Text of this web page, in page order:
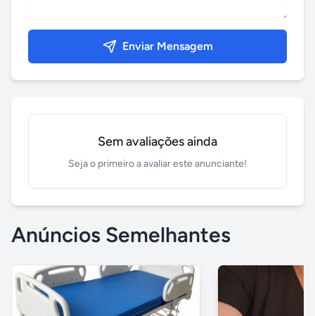
Enviar Mensagem
Sem avaliações ainda
Seja o primeiro a avaliar este anunciante!
Anúncios Semelhantes